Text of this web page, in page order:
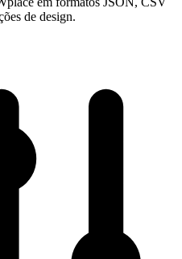
de design.